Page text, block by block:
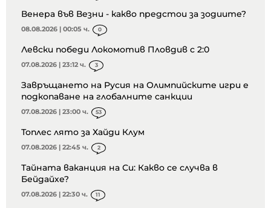
Венера във Везни - какво предстои за зодиите?
08.08.2026 | 00:05 ч. 0
Левски победи Локомотив Пловдив с 2:0
07.08.2026 | 23:12 ч. 3
Завръщането на Русия на Олимпийските игри е
подкопаване на глобалните санкции
07.08.2026 | 23:00 ч. 53
Топлес лято за Хайди Клум
07.08.2026 | 22:45 ч. 2
Тайната ваканция на Си: Какво се случва в
Бейдайхе?
07.08.2026 | 22:30 ч. 11